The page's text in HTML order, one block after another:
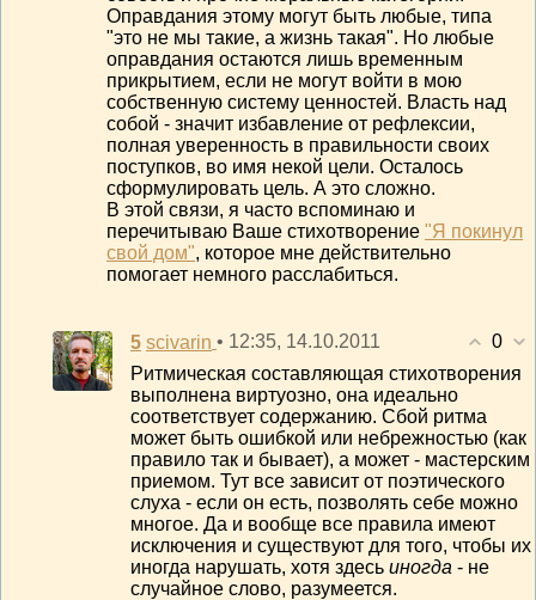
Оправдания этому могут быть любые, типа
"это не мы такие, а жизнь такая". Но любые
оправдания остаются лишь временным
прикрытием, если не могут войти в мою
собственную систему ценностей. Власть над
собой - значит избавление от рефлексии,
полная уверенность в правильности своих
поступков, во имя некой цели. Осталось
сформулировать цель. А это сложно.
В этой связи, я часто вспоминаю и
перечитываю Ваше стихотворение "Я покинул
свой дом", которое мне действительно
помогает немного расслабиться.
0
5 scivarin • 12:35, 14.10.2011
Ритмическая составляющая стихотворения
выполнена виртуозно, она идеально
соответствует содержанию. Сбой ритма
может быть ошибкой или небрежностью (как
правило так и бывает), а может - мастерским
приемом. Тут все зависит от поэтического
слуха - если он есть, позволять себе можно
многое. Да и вообще все правила имеют
исключения и существуют для того, чтобы их
иногда нарушать, хотя здесь иногда - не
случайное слово, разумеется.